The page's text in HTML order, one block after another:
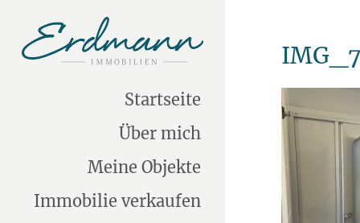
Startseite
Über mich
Meine Objekte
Immobilie verkaufen